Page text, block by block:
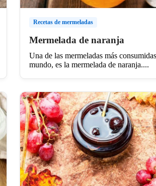
Recetas de mermeladas
Mermelada de naranja
Una de las mermeladas más
mundo, es la mermelada de naranja....